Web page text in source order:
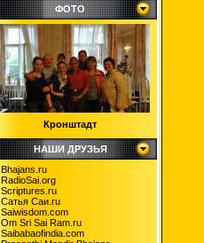
ФОТО
Кронштадт
НАШИ ДРУЗЬЯ
Bhajans.ru
RadioSai.org
Scriptures.ru
Сатья Саи.ru
Saiwisdom.com
Om Sri Sai Ram.ru
Saibabaofindia.com